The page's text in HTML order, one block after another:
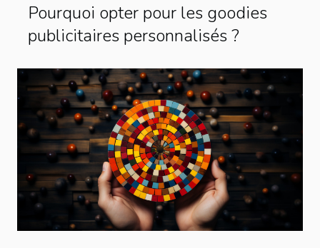
Pourquoi opter pour les goodies
publicitaires personnalisés ?